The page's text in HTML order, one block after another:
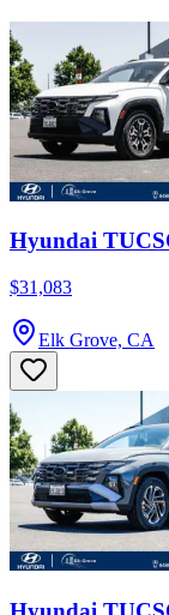
Hyundai
$31,083
Elk Grove, CA